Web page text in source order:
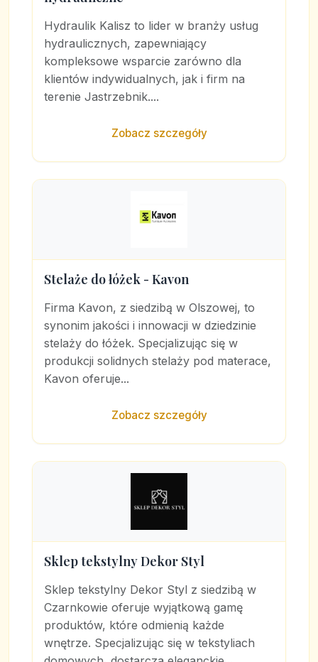
Hydraulik Kalisz to lider w branży usług
hydraulicznych, zapewniający
kompleksowe wsparcie zarówno dla
klientów indywidualnych, jak i firm na
terenie Jastrzebnik....
Zobacz szczegóły
Stelaże do łóżek - Kavon
Firma Kavon, z siedzibą w Olszowej, to
synonim jakości i innowacji w dziedzinie
stelaży do łóżek. Specjalizując się w
produkcji solidnych stelaży pod materace,
Kavon oferuje...
Zobacz szczegóły
Sklep tekstylny Dekor Styl
Sklep tekstylny Dekor Styl z siedzibą w
Czarnkowie oferuje wyjątkową gamę
produktów, które odmienią każde
wnętrze. Specjalizując się w tekstyliach